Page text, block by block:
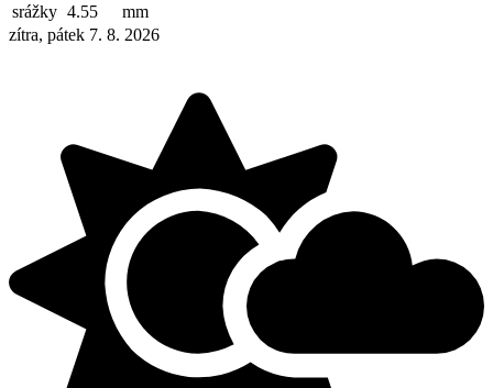
srážky 4.55
mm
zítra, pátek 7. 8. 2026